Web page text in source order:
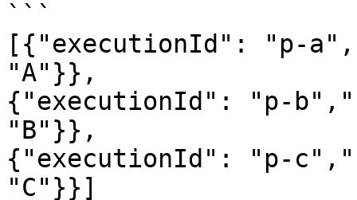
```
[{"executionId": "p-
"A"}},
{"executionId": "p-
"B"}},
{"executionId": "p-
"C"}}]